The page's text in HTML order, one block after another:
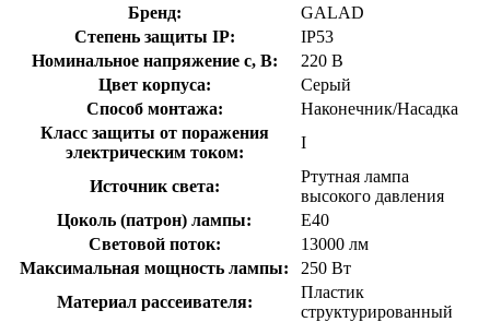
Бренд:
GALAD
Степень защиты IP:
IP53
Номинальное напряжение с, В:
220 В
Цвет корпуса:
Серый
Способ монтажа:
Наконечник/Насадка
Класс защиты от поражения
электрическим током:
I
Источник света:
Ртутная лампа
высокого давления
Цоколь (патрон) лампы:
E40
Световой поток:
13000 лм
Максимальная мощность лампы:
250 Вт
Материал рассеивателя:
Пластик
структурированный